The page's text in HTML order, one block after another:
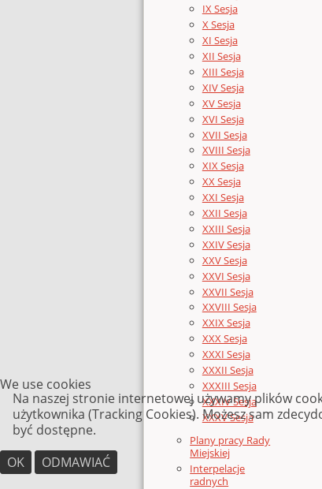
IX Sesja
X Sesja
XI Sesja
XII Sesja
XIII Sesja
XIV Sesja
XV Sesja
XVI Sesja
XVII Sesja
XVIII Sesja
XIX Sesja
XX Sesja
XXI Sesja
XXII Sesja
XXIII Sesja
XXIV Sesja
XXV Sesja
XXVI Sesja
XXVII Sesja
XXVIII Sesja
XXIX Sesja
XXX Sesja
XXXI Sesja
XXXII Sesja
XXXIII Sesja
XXXIV Sesja
XXXV Sesja
Plany pracy Rady
Miejskiej
Interpelacje
radnych
We use cookies
Na naszej stronie internetowej używamy plików
użytkownika (Tracking Cookies). Możesz sam
być dostępne.
OK
ODMAWIAĆ